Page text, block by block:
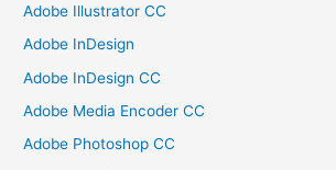
Adobe Illustrator CC
Adobe InDesign
Adobe InDesign CC
Adobe Media Encoder CC
Adobe Photoshop CC